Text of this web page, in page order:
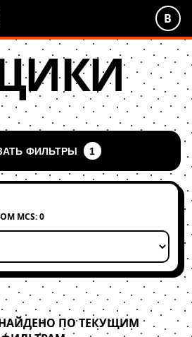
В
ФИЛЬТРЫ 1
MCS: 0
ПО ТЕКУЩИМ